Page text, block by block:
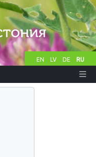
EN LV DE RU